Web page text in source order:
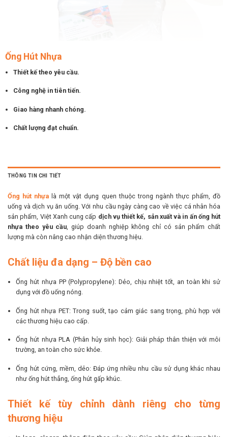
Ống Hút Nhựa
Thiết kế theo yêu cầu.
Công nghệ in tiên tiến.
Giao hàng nhanh chóng.
Chất lượng đạt chuẩn.
THÔNG TIN CHI TIẾT
Ống hút nhựa là một vật dụng quen thuộc trong ngành thực phẩm, đồ
uống và dịch vụ ăn uống. Với nhu cầu ngày càng cao về việc cá nhân hóa
sản phẩm, Việt Xanh cung cấp dịch vụ thiết kế, sản xuất và in ấn ống hút
nhựa theo yêu cầu, giúp doanh nghiệp không chỉ có sản phẩm chất
lượng mà còn nâng cao nhận diện thương hiệu.
Chất liệu đa dạng – Độ bền cao
Ống hút nhựa PP (Polypropylene): Dẻo, chịu nhiệt tốt, an toàn khi sử
dụng với đồ uống nóng.
Ống hút nhựa PET: Trong suốt, tạo cảm giác sang trọng, phù hợp với
các thương hiệu cao cấp.
Ống hút nhựa PLA (Phân hủy sinh học): Giải pháp thân thiện với môi
trường, an toàn cho sức khỏe.
Ống hút cứng, mềm, dẻo: Đáp ứng nhiều nhu cầu sử dụng khác nhau
như ống hút thẳng, ống hút gấp khúc.
Thiết kế tùy chỉnh dành riêng cho từng
thương hiệu